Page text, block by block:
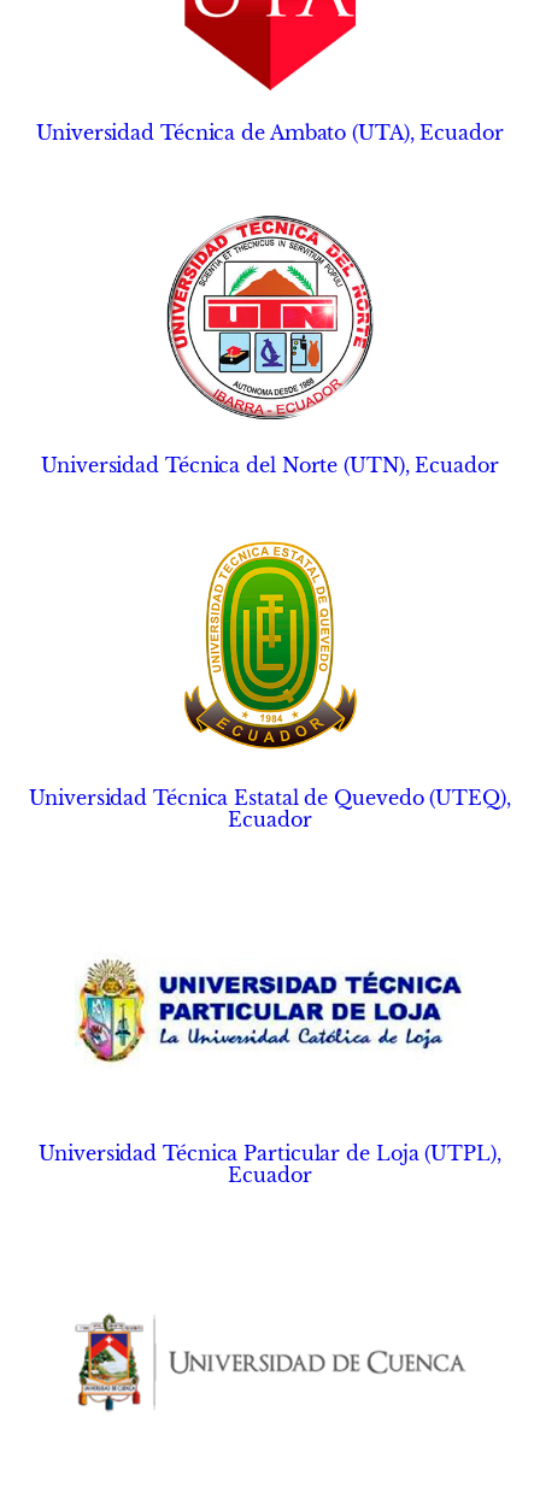
Universidad Técnica de Ambato (UTA), Ecuador
Universidad Técnica del Norte (UTN), Ecuador
Universidad Técnica Estatal de Quevedo (UTEQ),
Ecuador
Universidad Técnica Particular de Loja (UTPL),
Ecuador